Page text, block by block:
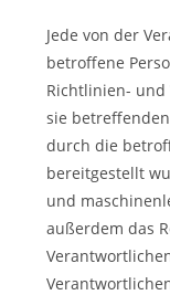
Jede von der
betroffene
Richtlinien- und
sie
durch die
bereitgestellt
und
außerdem das